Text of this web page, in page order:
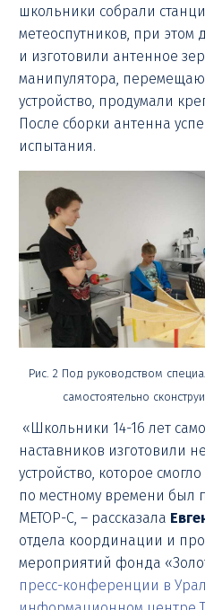
школьники собрали
метеоспутников, при этом
и изготовили антенное
манипулятора,
устройство, продумали
После сборки антенна
испытания.
Рис. 2 Под руководством
самостоятельно
«Школьники 14-16 лет
наставников изготовили
устройство, которое
по местному времени был
METOP-С, – рассказала
отдела координации и
мероприятий фонда
пресс-конференции в